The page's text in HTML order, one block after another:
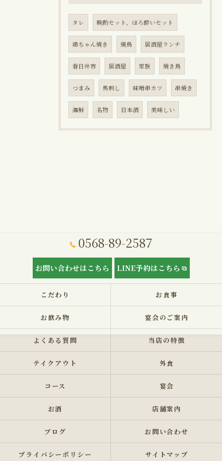
タレ 晩酌セット、ほろ酔いセット
鶏ちゃん焼き 焼鳥 居酒屋ランチ
春日井市 居酒屋 家族 焼き鳥
つまみ 馬刺し 味噌串カツ 串焼き
海鮮 名物 日本酒 美味しい
0568-89-2587
お問い合わせはこちら LINE予約はこちら
こだわり お食事
お飲み物 宴会のご案内
よくある質問 当店の特徴
テイクアウト 外食
コース 宴会
お酒 店舗案内
ブログ お問い合わせ
プライバシーポリシー サイトマップ